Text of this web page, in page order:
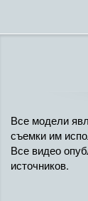
Все модели
съемки им
Все видео
источников.